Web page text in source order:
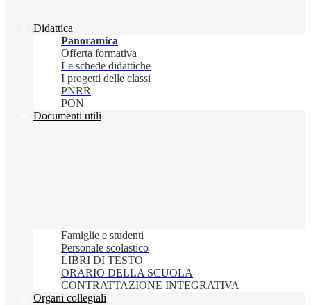
Didattica
Panoramica
Offerta formativa
Le schede didattiche
I progetti delle classi
PNRR
PON
Documenti utili
Famiglie e studenti
Personale scolastico
LIBRI DI TESTO
ORARIO DELLA SCUOLA
CONTRATTAZIONE INTEGRATIVA
Organi collegiali